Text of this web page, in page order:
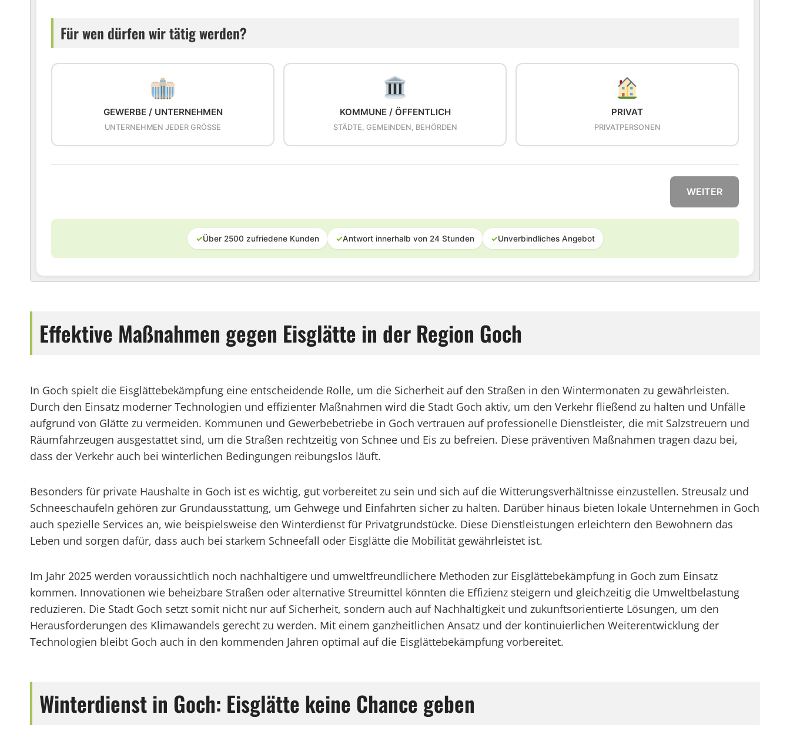
Für wen dürfen wir tätig werden?
GEWERBE / UNTERNEHMEN
UNTERNEHMEN JEDER GRÖSSE
KOMMUNE / ÖFFENTLICH
STÄDTE, GEMEINDEN, BEHÖRDEN
PRIVAT
PRIVATPERSONEN
WEITER
✓Über 2500 zufriedene Kunden ✓Antwort innerhalb von 24 Stunden ✓Unverbindliches Angebot
Effektive Maßnahmen gegen Eisglätte in der Region Goch
In Goch spielt die Eisglättebekämpfung eine entscheidende Rolle, um die Sicherheit auf den Straßen in den Wintermonaten zu gewährleisten.
Durch den Einsatz moderner Technologien und effizienter Maßnahmen wird die Stadt Goch aktiv, um den Verkehr fließend zu halten und Unfälle
aufgrund von Glätte zu vermeiden. Kommunen und Gewerbebetriebe in Goch vertrauen auf professionelle Dienstleister, die mit Salzstreuern und
Räumfahrzeugen ausgestattet sind, um die Straßen rechtzeitig von Schnee und Eis zu befreien. Diese präventiven Maßnahmen tragen dazu bei,
dass der Verkehr auch bei winterlichen Bedingungen reibungslos läuft.
Besonders für private Haushalte in Goch ist es wichtig, gut vorbereitet zu sein und sich auf die Witterungsverhältnisse einzustellen. Streusalz und
Schneeschaufeln gehören zur Grundausstattung, um Gehwege und Einfahrten sicher zu halten. Darüber hinaus bieten lokale Unternehmen in Goch
auch spezielle Services an, wie beispielsweise den Winterdienst für Privatgrundstücke. Diese Dienstleistungen erleichtern den Bewohnern das
Leben und sorgen dafür, dass auch bei starkem Schneefall oder Eisglätte die Mobilität gewährleistet ist.
Im Jahr 2025 werden voraussichtlich noch nachhaltigere und umweltfreundlichere Methoden zur Eisglättebekämpfung in Goch zum Einsatz
kommen. Innovationen wie beheizbare Straßen oder alternative Streumittel könnten die Effizienz steigern und gleichzeitig die Umweltbelastung
reduzieren. Die Stadt Goch setzt somit nicht nur auf Sicherheit, sondern auch auf Nachhaltigkeit und zukunftsorientierte Lösungen, um den
Herausforderungen des Klimawandels gerecht zu werden. Mit einem ganzheitlichen Ansatz und der kontinuierlichen Weiterentwicklung der
Technologien bleibt Goch auch in den kommenden Jahren optimal auf die Eisglättebekämpfung vorbereitet.
Winterdienst in Goch: Eisglätte keine Chance geben